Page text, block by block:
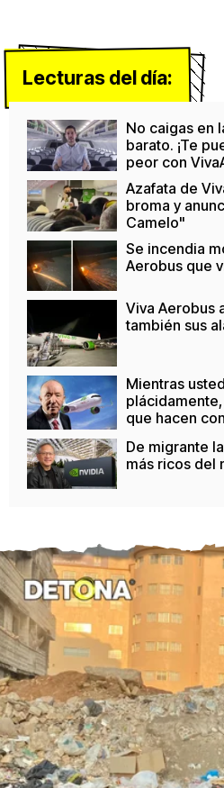
Lecturas del día:
No caigas en
barato. ¡Te
peor con
Azafata de
broma y
Camelo"
Se incendia
Aerobus que
Viva Aerobus
también sus
Mientras
que hacen
De migrante
más ricos del